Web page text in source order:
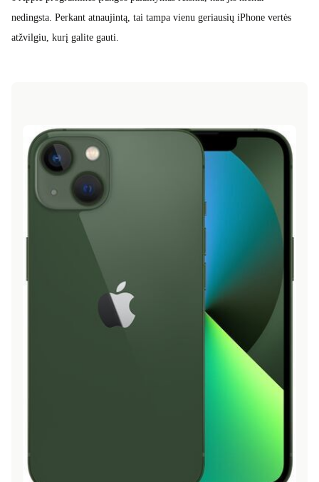
nedingsta. Perkant atnaujintą, tai tampa vienu geriausių iPhone vertės
atžvilgiu, kurį galite gauti.